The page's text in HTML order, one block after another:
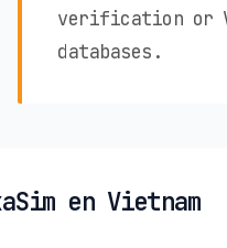
verification or
databases.
en Vietnam